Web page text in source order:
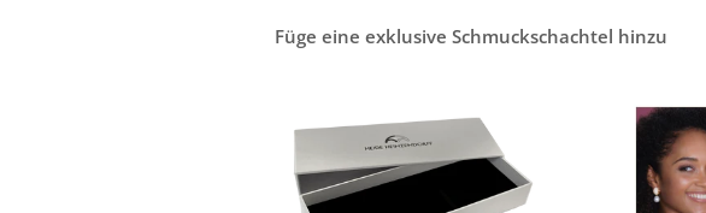
Füge eine exklusive Schmuckschachtel hinzu